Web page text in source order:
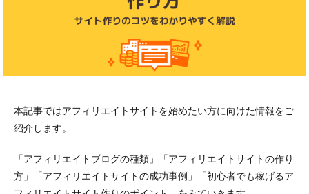
本記事ではアフィリエイトサイトを始めたい方に向けた情報をご
紹介します。
「アフィリエイトブログの種類」「アフィリエイトサイトの作り
方」「アフィリエイトサイトの成功事例」「初心者でも稼げるア